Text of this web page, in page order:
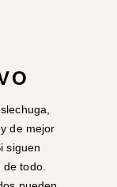
de mejor
siguen
de todo.